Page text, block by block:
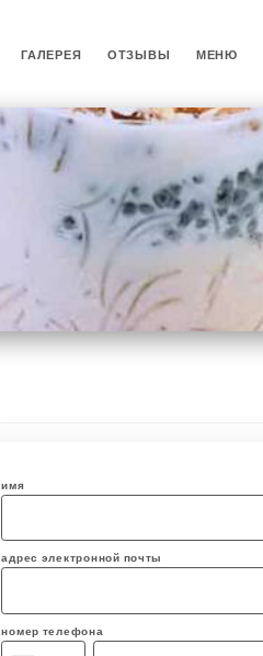
ГАЛЕРЕЯ ОТЗЫВЫ МЕНЮ
имя
адрес электронной почты
номер телефона